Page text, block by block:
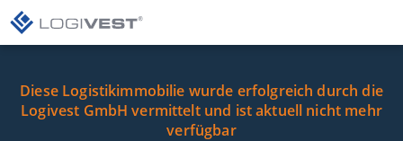
Diese Logistikimmobilie wurde erfolgreich durch die
Logivest GmbH vermittelt und ist aktuell nicht mehr
verfügbar